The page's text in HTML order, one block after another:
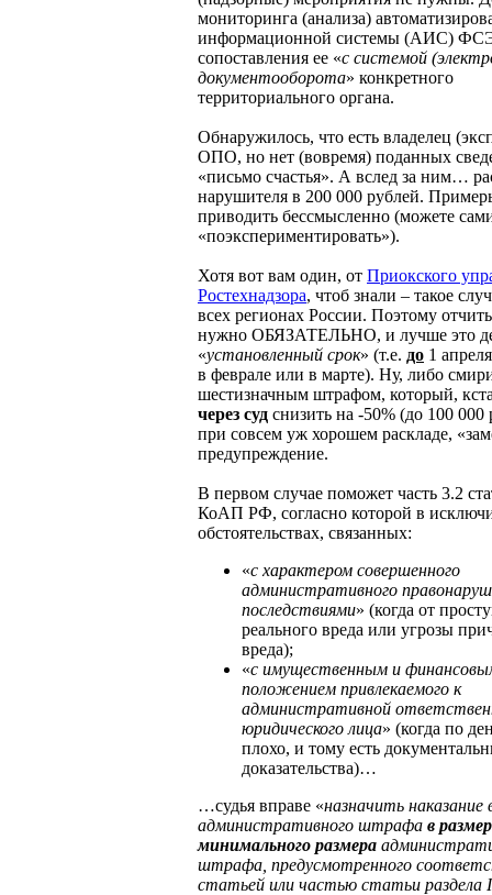
мониторинга (анализа)
информационной системы (АИС)
сопоставления ее «с системой
документооборота» конкретного
территориального органа.
Обнаружилось, что есть владелец
ОПО, но нет (вовремя) поданных
«письмо счастья». А вслед за ним…
нарушителя в 200 000 рублей.
приводить бессмысленно (можете
«поэкспериментировать»).
Хотя вот вам один, от Приокского
Ростехнадзора, чтоб знали – такое
всех регионах России. Поэтому
нужно ОБЯЗАТЕЛЬНО, и лучше это
«установленный срок» (т.е. до 1
в феврале или в марте). Ну, либо
шестизначным штрафом, который,
через суд снизить на -50% (до 100 000
при совсем уж хорошем раскладе,
предупреждение.
В первом случае поможет часть 3.2
КоАП РФ, согласно которой в
обстоятельствах, связанных:
«с характером совершенного
административного
последствиями» (когда от
реального вреда или угрозы
вреда);
«с имущественным и
положением привлекаемого к
административной
юридического лица» (когда по
плохо, и тому есть
доказательства)…
…судья вправе «назначить наказание
административного штрафа в
минимального размера
штрафа, предусмотренного
статьей или частью статьи раздела